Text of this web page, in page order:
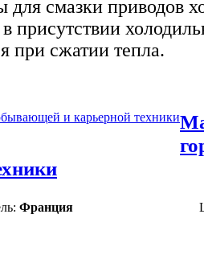
для смазки приводов
присутствии
при сжатии тепла.
Франция